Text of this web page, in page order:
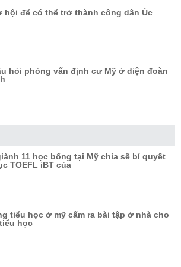
hội để có thể trở thành công dân Úc
hỏi phỏng vấn định cư Mỹ ở diện đoàn
11 học bổng tại Mỹ chia sẽ bí quyết
TOEFL iBT của
tiểu học ở mỹ cấm ra bài tập ở nhà cho
học